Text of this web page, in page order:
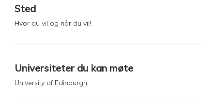
Sted
Hvor du vil og når du vil!
Universiteter du kan møte
University of Edinburgh